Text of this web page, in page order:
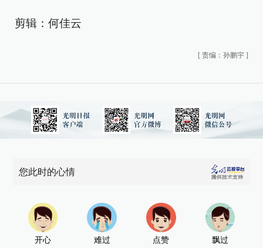
剪辑：何佳云
[ 责编：孙鹏宇 ]
您此时的心情
开心 难过 点赞 飘过